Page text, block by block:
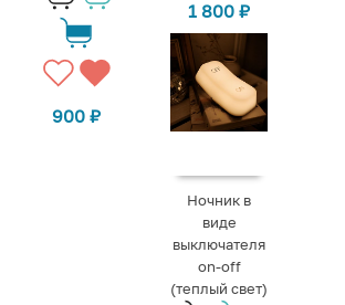
900₽
1 800₽
Ночник в
виде
выключателя
on-off
(теплый свет)